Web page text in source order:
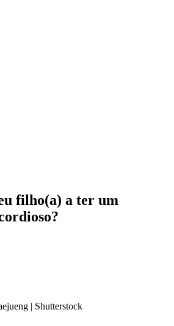
filho(a) a ter um
| Shutterstock